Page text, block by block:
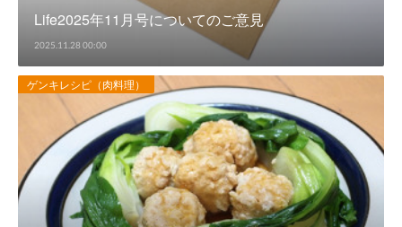
Life2025年11月号についてのご意見
2025.11.28 00:00
ゲンキレシピ（肉料理）